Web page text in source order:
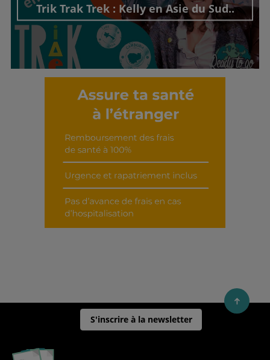
Trik Trak Trek : Kelly en Asie du Sud..
Découvrir cet interview
S'inscrire à la newsletter